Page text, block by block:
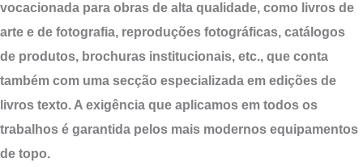
vocacionada para obras de alta qualidade, como livros de
arte e de fotografia, reproduções fotográficas, catálogos
de produtos, brochuras institucionais, etc., que conta
também com uma secção especializada em edições de
livros texto. A exigência que aplicamos em todos os
trabalhos é garantida pelos mais modernos equipamentos
de topo.